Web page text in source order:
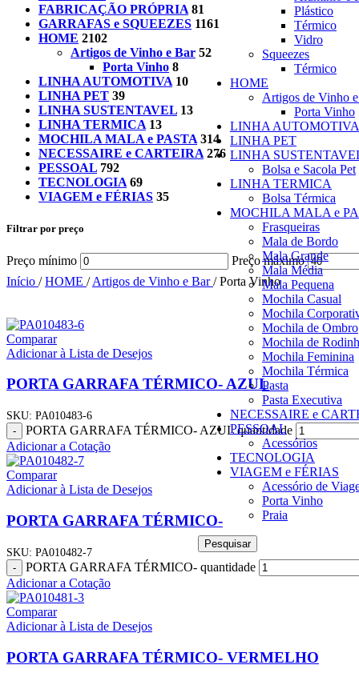
Plástico
Térmico
Vidro
Squeezes
Térmico
HOME
Artigos de Vinho
Porta Vinho
LINHA AUTOMOTIVA
LINHA PET
LINHA
Bolsa e Sacola Pet
LINHA TERMICA
Bolsa Térmica
MOCHILA MALA e
Frasqueiras
Mala de Bordo
Mala Grande
Mala Média
Mala Pequena
Mochila Casual
Mochila
Mochila de Ombro
Mochila de
Mochila Feminina
Mochila Térmica
Pasta
Pasta Executiva
NECESSAIRE e
PESSOAL
Acessórios
TECNOLOGIA
VIAGEM e FÉRIAS
Acessório de
Porta Vinho
Praia
Pesquisar
FABRICAÇÃO PRÓPRIA 81
GARRAFAS e SQUEEZES 1161
HOME 2102
Artigos de Vinho e Bar 52
Porta Vinho 8
LINHA AUTOMOTIVA 10
LINHA PET 39
LINHA SUSTENTAVEL 13
LINHA TERMICA 13
MOCHILA MALA e PASTA 314
NECESSAIRE e CARTEIRA 276
PESSOAL 792
TECNOLOGIA 69
VIAGEM e FÉRIAS 35
Filtrar por preço
Preço mínimo Preço máximo
Início / HOME / Artigos de Vinho e Bar/ Porta Vinho
Comparar
Adicionar à Lista de Desejos
PORTA GARRAFA TÉRMICO- AZUL
SKU: PA010483-6
- PORTA GARRAFA TÉRMICO- AZUL quantidade
Adicionar a Cotação
Comparar
Adicionar à Lista de Desejos
PORTA GARRAFA TÉRMICO-
SKU: PA010482-7
- PORTA GARRAFA TÉRMICO- quantidade
Adicionar a Cotação
Comparar
Adicionar à Lista de Desejos
PORTA GARRAFA TÉRMICO- VERMELHO